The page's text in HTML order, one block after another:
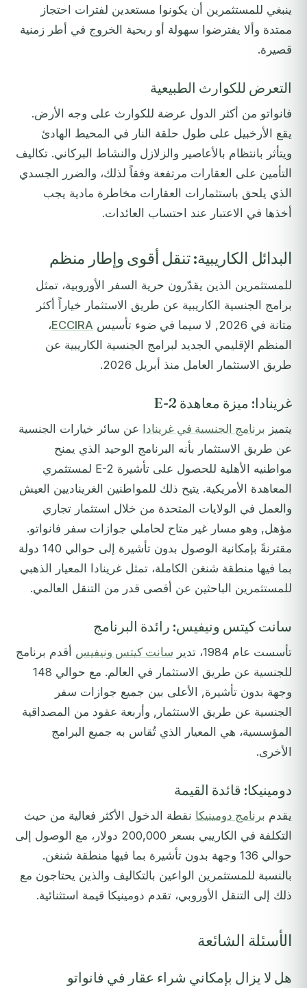
ينبغي للمستثمرين أن يكونوا مستعدين لفترات احتجاز
ممتدة وألا يفترضوا سهولة أو ربحية الخروج في أطر زمنية
قصيرة.
التعرض للكوارث الطبيعية
فانواتو من أكثر الدول عرضة للكوارث على وجه الأرض.
يقع الأرخبيل على طول حلقة النار في المحيط الهادئ
ويتأثر بانتظام بالأعاصير والزلازل والنشاط البركاني. تكاليف
التأمين على العقارات مرتفعة وفقاً لذلك، والضرر الجسدي
الذي يلحق باستثمارات العقارات مخاطرة مادية يجب
أخذها في الاعتبار عند احتساب العائدات.
البدائل الكاريبية: تنقل أقوى وإطار منظم
للمستثمرين الذين يقدّرون حرية السفر الأوروبية، تمثل
برامج الجنسية الكاريبية عن طريق الاستثمار خياراً أكثر
متانة في 2026, لا سيما في ضوء تأسيس
ECCIRA،
المنظم الإقليمي الجديد لبرامج الجنسية الكاريبية عن
طريق الاستثمار العامل منذ أبريل 2026.
غرينادا: ميزة معاهدة E-2
يتميز برنامج الجنسية في غرينادا عن سائر خيارات الجنسية
عن طريق الاستثمار بأنه البرنامج الوحيد الذي يمنح
مواطنيه الأهلية للحصول على تأشيرة E-2 لمستثمري
المعاهدة الأمريكية. يتيح ذلك للمواطنين الغريناديين العيش
والعمل في الولايات المتحدة من خلال استثمار تجاري
مؤهل, وهو مسار غير متاح لحاملي جوازات سفر فانواتو.
مقترنةً بإمكانية الوصول بدون تأشيرة إلى حوالي 140 دولة
بما فيها منطقة شنغن الكاملة، تمثل غرينادا المعيار الذهبي
للمستثمرين الباحثين عن أقصى قدر من التنقل العالمي.
سانت كيتس ونيفيس: رائدة البرنامج
تأسست عام 1984، تدير سانت كيتس ونيفيس أقدم برنامج
للجنسية عن طريق الاستثمار في العالم. مع حوالي 148
وجهة بدون تأشيرة, الأعلى بين جميع جوازات سفر
الجنسية عن طريق الاستثمار, وأربعة عقود من المصداقية
المؤسسية، هي المعيار الذي تُقاس به جميع البرامج
الأخرى.
دومينيكا: قائدة القيمة
يقدم برنامج دومينيكا نقطة الدخول الأكثر فعالية من حيث
التكلفة في الكاريبي بسعر 200,000 دولار، مع الوصول إلى
حوالي 136 وجهة بدون تأشيرة بما فيها منطقة شنغن.
بالنسبة للمستثمرين الواعين بالتكاليف والذين يحتاجون مع
ذلك إلى التنقل الأوروبي، تقدم دومينيكا قيمة استثنائية.
الأسئلة الشائعة
هل لا يزال بإمكاني شراء عقار في فانواتو